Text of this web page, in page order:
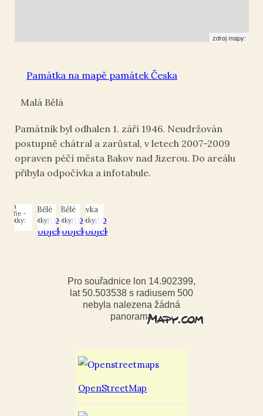
zdroj mapy:
Památka na mapě památek Česka
Malá Bělá
Památník byl odhalen 1. září 1946. Neudržován
postupně chátral a zarůstal, v letech 2007-2009
opraven péčí města Bakov nad Jizerou. Do areálu
přibyla odpočívka a infotabule.
fotky:
v Malé Bělé
Autor fotky:
v Malé Bělé
Autor fotky:
jib
odpočívka
Autor fotky:
jib
Pro souřadnice lon 14.902399,
lat 50.503538 s radiusem 500
nebyla nalezena žádná
panorama
OpenStreetMap